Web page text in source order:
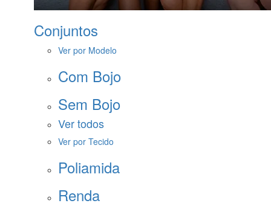
Conjuntos
Ver por Modelo
Com Bojo
Sem Bojo
Ver todos
Ver por Tecido
Poliamida
Renda